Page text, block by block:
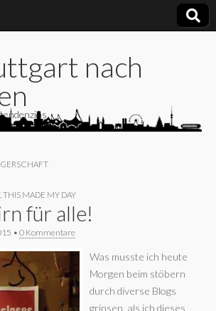
nach
, THIS MADE MY DAY
für alle!
• 0 Kommentare
Was musste ich heute
Morgen beim stöbern
durch diverse Blogs
grinsen, als ich dieses